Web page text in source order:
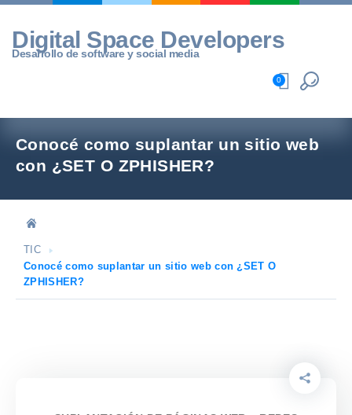
Skip
content
Digital Space Developers
Desarrollo de software y social media
0
Conocé como suplantar un sitio web
con ¿SET O ZPHISHER?
TIC
Conocé como suplantar un sitio web con ¿SET O
ZPHISHER?